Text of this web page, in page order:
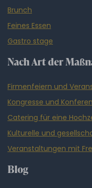
Brunch
Feines Essen
Gastro stage
Nach Art der
Firmenfeiern und
Kongresse und
Catering für eine
Kulturelle und
Veranstaltungen mit
Blog